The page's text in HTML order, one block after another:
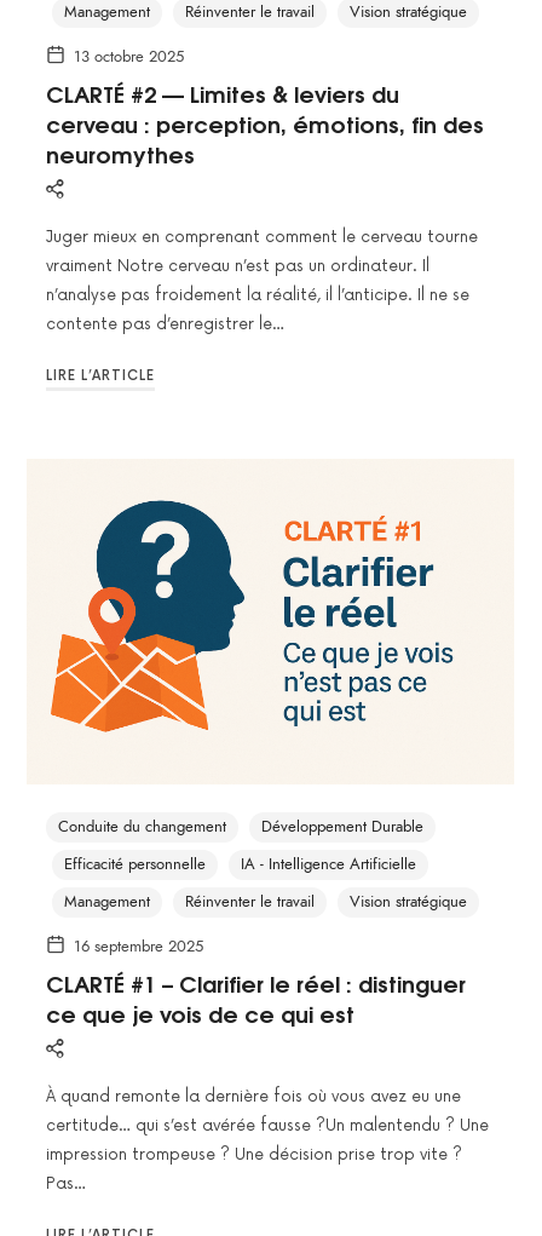
Management
Réinventer le travail Vision stratégique
13 octobre 2025
CLARTÉ #2 — Limites & leviers du
cerveau : perception, émotions, fin des
neuromythes
Juger mieux en comprenant comment le cerveau tourne
vraiment Notre cerveau n’est pas un ordinateur. Il
n’analyse pas froidement la réalité, il l’anticipe. Il ne se
contente pas d’enregistrer le…
LIRE L’ARTICLE
Conduite du changement
Développement Durable
Efficacité personnelle
IA - Intelligence Artificielle
Management
Réinventer le travail Vision stratégique
16 septembre 2025
CLARTÉ #1 – Clarifier le réel : distinguer
ce que je vois de ce qui est
À quand remonte la dernière fois où vous avez eu une
certitude… qui s’est avérée fausse ?Un malentendu ? Une
impression trompeuse ? Une décision prise trop vite ?
Pas…